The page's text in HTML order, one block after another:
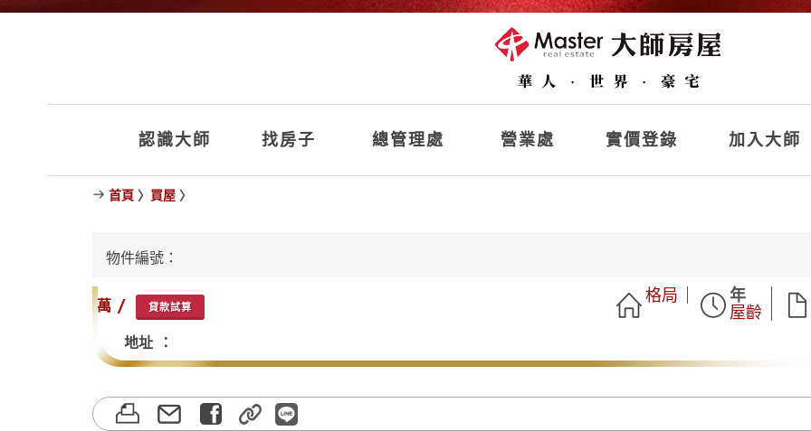
認識大師 找房子 總管理處 營業處 實價登錄 加入大師
首頁 〉 買屋 〉
物件編號：
萬 / 貸款試算
地址 ：
格局
年
屋齡